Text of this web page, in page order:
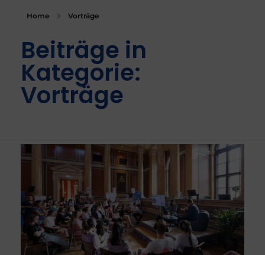
Home Vorträge
Beiträge in
Kategorie:
Vorträge